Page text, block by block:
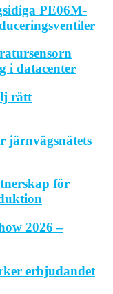
PE06M-
i datacenter
rätt
järnvägsnätets
för
2026 –
erbjudandet